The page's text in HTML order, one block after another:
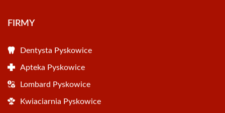
FIRMY
Dentysta Pyskowice
Apteka Pyskowice
Lombard Pyskowice
Kwiaciarnia Pyskowice